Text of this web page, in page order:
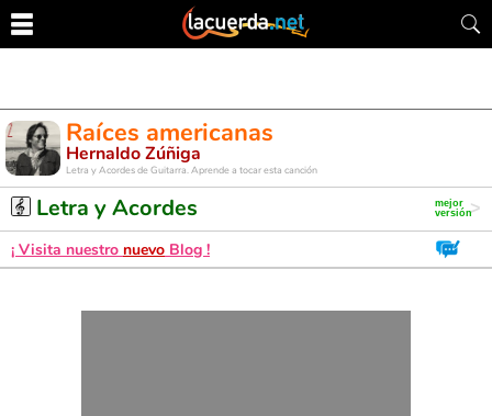
Raíces americanas
Hernaldo Zúñiga
Letra y Acordes de Guitarra. Aprende a tocar esta canción
Letra y Acordes
¡ Visita nuestro nuevo Blog !